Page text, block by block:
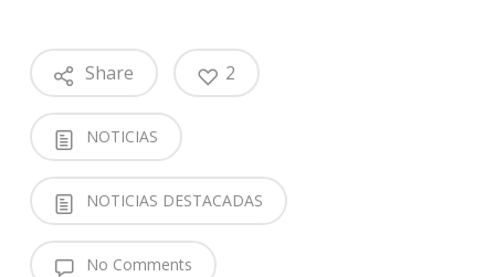
Share 2
NOTICIAS
NOTICIAS DESTACADAS
No Comments